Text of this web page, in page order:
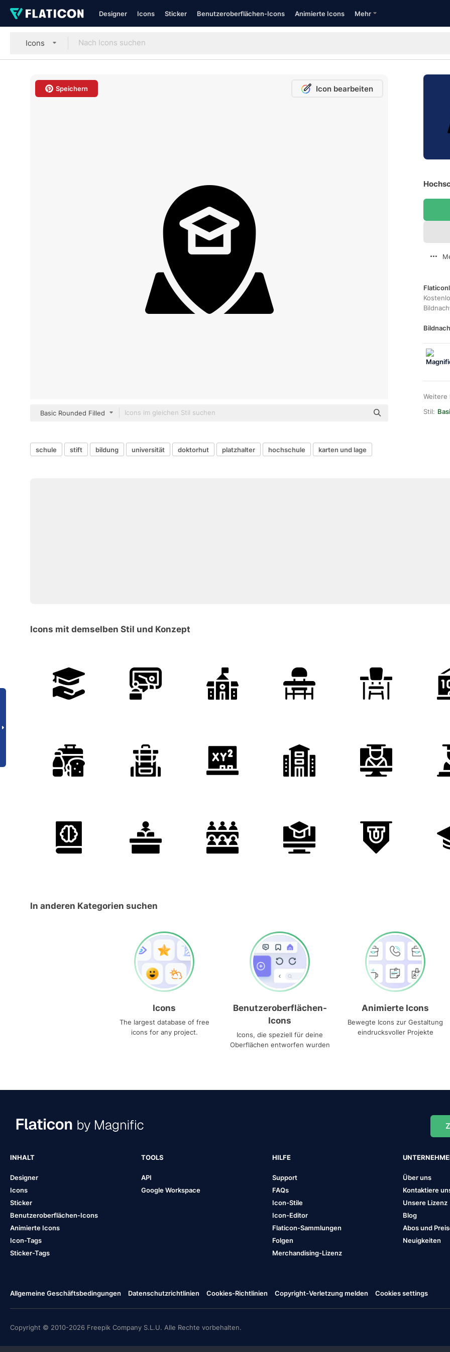
Designer Icons Sticker Benutzeroberflächen-Icons Animierte Icons Mehr
Icons
Speichern Icon bearbeiten
Basic Rounded Filled
Weitere
Stil:
schule stift bildung universität doktorhut platzhalter hochschule karten und lage
Icons mit demselben Stil und Konzept
In anderen Kategorien suchen
Icons
The largest database of free
icons for any project.
Benutzeroberflächen-
Icons
Icons, die speziell für deine
Oberflächen entworfen wurden
Animierte Icons
Bewegte Icons zur Gestaltung
eindrucksvoller Projekte
INHALT
Designer
Icons
Sticker
Benutzeroberflächen-Icons
Animierte Icons
Icon-Tags
Sticker-Tags
TOOLS
API
Google Workspace
HILFE
Support
FAQs
Icon-Stile
Icon-Editor
Flaticon-Sammlungen
Folgen
Merchandising-Lizenz
Über uns
Kontaktiere
Unsere Lizenz
Blog
Abos und
Neuigkeiten
Allgemeine Geschäftsbedingungen Datenschutzrichtlinien Cookies-Richtlinien Copyright-Verletzung melden Cookies settings
Copyright © 2010-2026 Freepik Company S.L.U. Alle Rechte vorbehalten.